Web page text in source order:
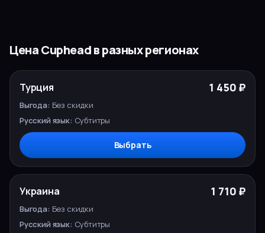
ЦенаCupheadв разных регионах
РЕГИОН
Турция 1 450 ₽
Без скидки
Субтитры
Выбрать
Украина 1 710 ₽
Без скидки
Субтитры